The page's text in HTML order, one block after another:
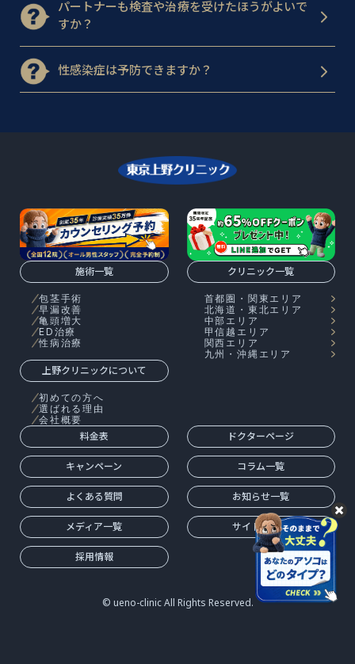
パートナーも検査や治療を受けたほうがよいで
すか？
性感染症は予防できますか？
施術一覧
包茎手術
早漏改善
亀頭増大
ED治療
性病治療
クリニック一覧
首都圏・関東エリア
北海道・東北エリア
中部エリア
甲信越エリア
関西エリア
九州・沖縄エリア
上野クリニックについて
初めての方へ
選ばれる理由
会社概要
料金表 ドクターページ
キャンペーン コラム一覧
よくある質問 お知らせ一覧
メディア一覧 サイトマップ
採用情報
© ueno-clinic All Rights Reserved.